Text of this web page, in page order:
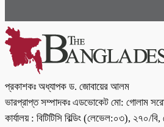
প্রকাশকঃ অধ্যাপক ড. জোবায়ের আলম
ভারপ্রাপ্ত সম্পাদকঃ এডভোকেট মো: গোলাম
কার্যালয় : বিটিটিসি বিল্ডিং (লেভেল:০৩),